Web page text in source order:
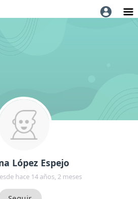
López Espejo
hace 14 años, 2 meses